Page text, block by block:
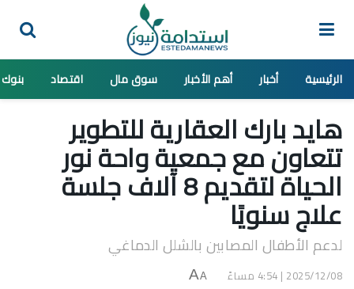
الرئيسية أخبار أهم الأخبار سوق مال اقتصاد بنوك
هايد بارك العقارية للتطوير
تتعاون مع جمعية واحة نور
الحياة لتقديم 8 آلاف جلسة
علاج سنويًا
لدعم الأطفال المصابين بالشلل الدماغي
2025/12/08 | 4:54 مساءً A
A